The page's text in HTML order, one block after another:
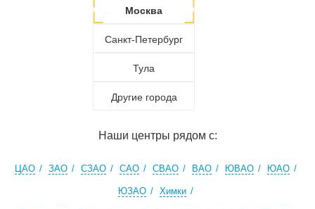
Москва
Санкт-Петербург
Тула
Другие города
Наши центры рядом с:
ЦАО ЗАО СЗАО САО СВАО ВАО ЮВАО ЮАО
ЮЗАО Химки